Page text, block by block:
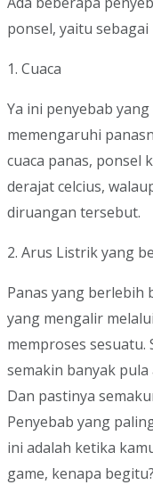
ponsel, yaitu
1. Cuaca
Ya ini penyebab
memengaruhi
cuaca panas, ponsel
derajat celcius,
diruangan tersebut.
2. Arus Listrik yang
Panas yang berlebih
yang mengalir
memproses sesuatu.
semakin banyak
Dan pastinya
Penyebab yang
ini adalah ketika
game, kenapa begitu?